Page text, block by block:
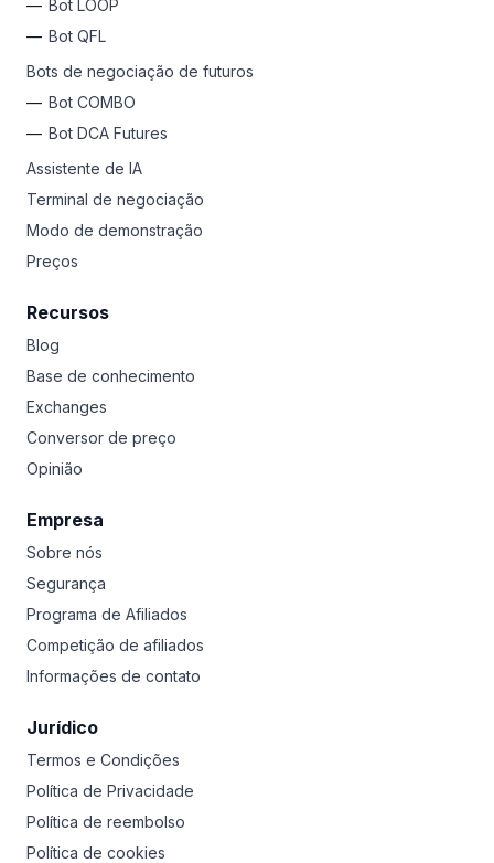
Bot LOOP
Bot QFL
Bots de negociação de futuros
Bot COMBO
Bot DCA Futures
Assistente de IA
Terminal de negociação
Modo de demonstração
Preços
Recursos
Blog
Base de conhecimento
Exchanges
Conversor de preço
Opinião
Empresa
Sobre nós
Segurança
Programa de Afiliados
Competição de afiliados
Informações de contato
Jurídico
Termos e Condições
Política de Privacidade
Política de reembolso
Política de cookies